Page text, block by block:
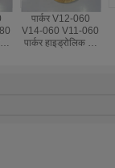
पार्कर V12-060
V14-060 V11-060
पार्कर हाइड्रोलिक पंप